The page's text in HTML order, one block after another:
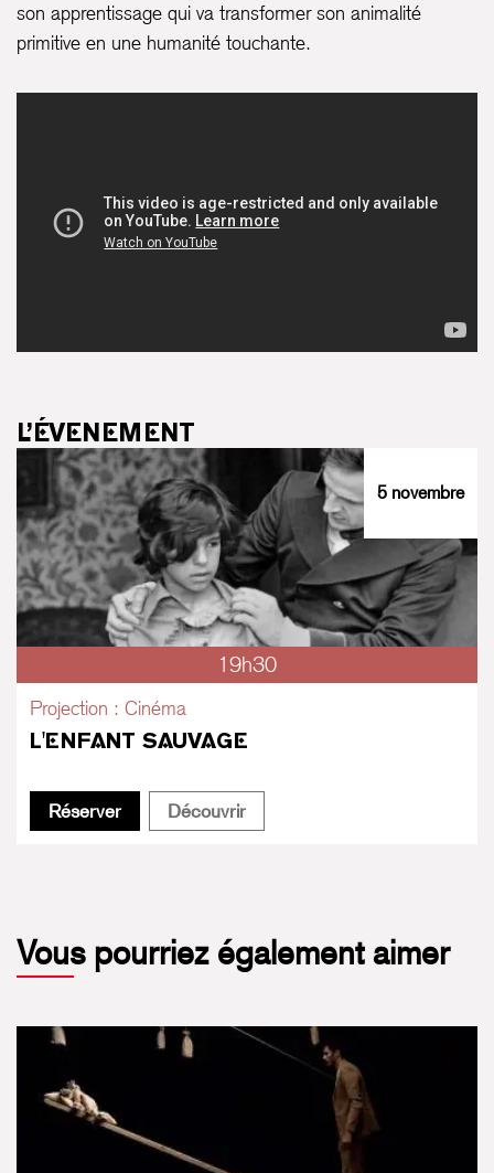
son apprentissage qui va transformer son animalité
primitive en une humanité touchante.
L’ÉVENEMENT
5 novembre
19h30
Projection : Cinéma
L'ENFANT SAUVAGE
RéserverL'Enfant sauvage
DécouvrirL'Enfant sauvage
Vous pourriez également aimer